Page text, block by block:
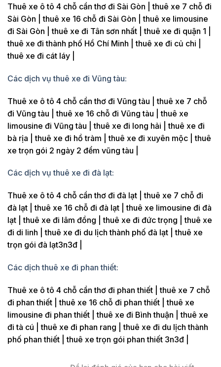
Thuê xe ô tô 4 chỗ cần thơ đi Sài Gòn | thuê xe 7 chỗ đi
Sài Gòn | thuê xe 16 chỗ đi Sài Gòn | thuê xe limousine
đi Sài Gòn | thuê xe đi Tân sơn nhất | thuê xe đi quận 1 |
thuê xe đi thành phố Hồ Chí Minh | thuê xe đi củ chi |
thuê xe đi cát láy |
Các dịch vụ thuê xe đi Vũng tàu:
Thuê xe ô tô 4 chỗ cần thơ đi Vũng tàu | thuê xe 7 chỗ
đi Vũng tàu | thuê xe 16 chỗ đi Vũng tàu | thuê xe
limousine đi Vũng tàu | thuê xe đi long hải | thuê xe đi
bà rịa | thuê xe đi hồ tràm | thuê xe đi xuyên mộc | thuê
xe trọn gói 2 ngày 2 đểm vũng tàu |
Các dịch vụ thuê xe đi đà lạt:
Thuê xe ô tô 4 chỗ cần thơ đi đà lạt | thuê xe 7 chỗ đi
đà lạt | thuê xe 16 chỗ đi đà lạt | thuê xe limousine đi đà
lạt | thuê xe đi lâm đồng | thuê xe đi đức trọng | thuê xe
đi di linh | thuê xe đi du lịch thành phố đà lạt | thuê xe
trọn gói đà lạt3n3đ |
Các dịch thuê xe đi phan thiết:
Thuê xe ô tô 4 chỗ cần thơ đi phan thiết | thuê xe 7 chỗ
đi phan thiết | thuê xe 16 chỗ đi phan thiết | thuê xe
limousine đi phan thiết | thuê xe đi Bình thuận | thuê xe
đi tà cú | thuê xe đi phan rang | thuê xe đi du lịch thành
phố phan thiết | thuê xe trọn gói phan thiết 3n3đ |